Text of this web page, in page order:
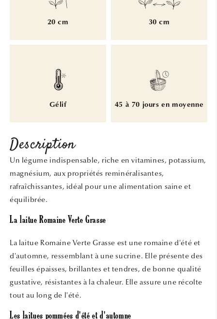
20 cm 30 cm
Gélif 45 à 70 jours en moyenne
Description
Un légume indispensable, riche en vitamines, potassium,
magnésium, aux propriétés reminéralisantes,
rafraîchissantes, idéal pour une alimentation saine et
équilibrée.
La laitue Romaine Verte Grasse
La laitue Romaine Verte Grasse est une romaine d'été et
d'automne, ressemblant à une sucrine. Elle présente des
feuilles épaisses, brillantes et tendres, de bonne qualité
gustative, résistantes à la chaleur. Elle assure une récolte
tout au long de l'été.
Les laitues pommées d'été et d'automne